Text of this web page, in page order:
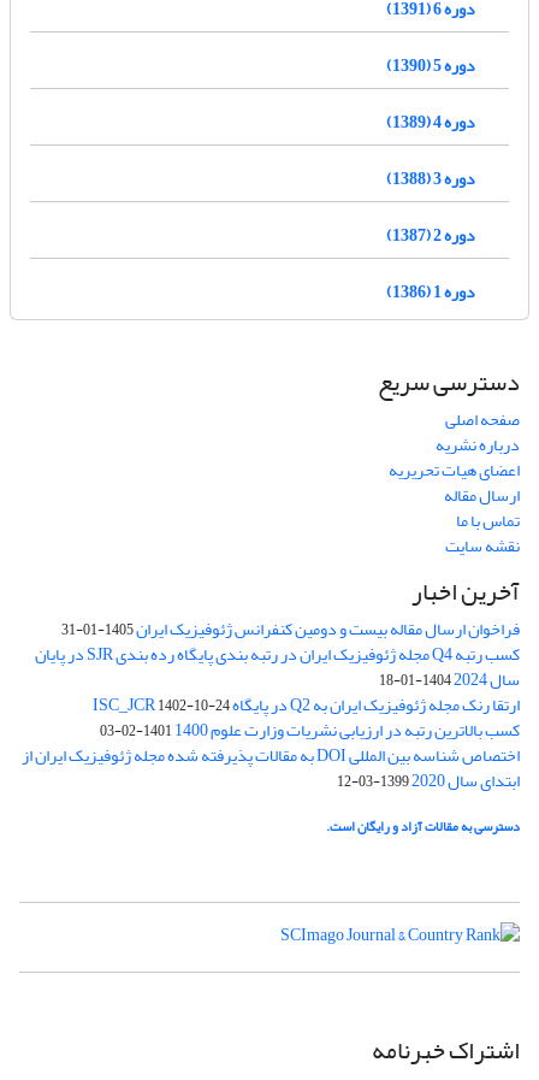
دوره 6 (1391)
دوره 5 (1390)
دوره 4 (1389)
دوره 3 (1388)
دوره 2 (1387)
دوره 1 (1386)
دسترسی سریع
صفحه اصلی
درباره نشریه
اعضای هیات تحریریه
ارسال مقاله
تماس با ما
نقشه سایت
آخرین اخبار
فراخوان ارسال مقاله بیست و دومین کنفرانس ژئوفیزیک ایران1405-01-31
کسب رتبه Q4 مجله ژئوفیزیک ایران در رتبه بندی پایگاه رده بندی SJR در پایان
سال 2024 1404-01-18
ارتقا رنک مجله ژئوفیزیک ایران به Q2 در پایگاه ISC_JCR 1402-10-24
کسب بالاترین رتبه در ارزیابی نشریات وزارت علوم 1400 1401-02-03
اختصاص شناسه بین المللی DOI به مقالات پذیرفته شده مجله ژئوفیزیک ایران از
ابتدای سال 2020 1399-03-12
دسترسی به مقالات آزاد و رایگان است.
اشتراک خبرنامه